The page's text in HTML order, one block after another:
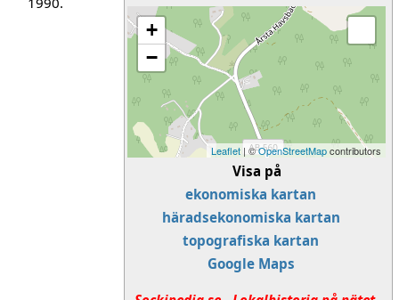
+
−
Leaflet | ©OpenStreetMapcontributors
Visa på
ekonomiska kartan
häradsekonomiska kartan
topografiska kartan
Google Maps